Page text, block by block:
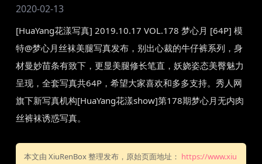
2020-02-13
[HuaYang花漾写真] 2019.10.17 VOL.178 梦心月 [64P] 模
特@梦心月丝袜美腿写真发布，别出心裁的牛仔裤系列，身
材曼妙苗条有致下，更显美腿修长笔直，妖娆姿态美臀魅力
呈现，全套写真共64P，希望大家喜欢和多多支持。秀人网
旗下新写真机构[HuaYang花漾show]第178期梦心月无内肉
丝裤袜诱惑写真。
本文由 XiuRenBox 整理发布，原始页面地址： https://www.xiu